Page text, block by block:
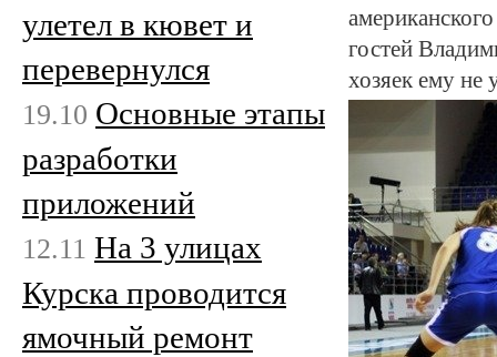
гостей
хозяек ему не
улетел в кювет и
перевернулся
19.10 Основные этапы
разработки
приложений
12.11 На 3 улицах
Курска проводится
ямочный ремонт